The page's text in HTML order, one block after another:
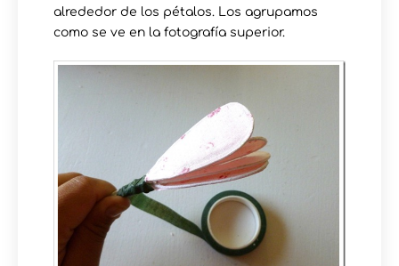
alrededor de los pétalos. Los agrupamos
como se ve en la fotografía superior.